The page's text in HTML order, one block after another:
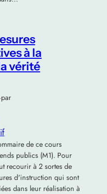
à la
vérité
par
de ce cours
publics (M1). Pour
recourir à 2 sortes de
d'instruction qui sont
dans leur réalisation à